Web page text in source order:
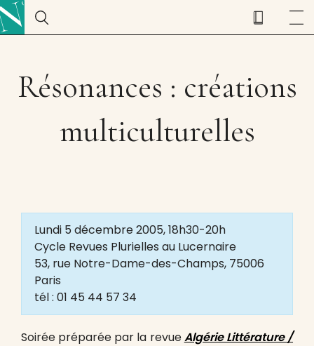
Résonances : créations
multiculturelles
Lundi 5 décembre 2005, 18h30-20h
Cycle Revues Plurielles au Lucernaire
53, rue Notre-Dame-des-Champs, 75006
Paris
tél : 01 45 44 57 34
Soirée préparée par la revueAlgérie Littérature /